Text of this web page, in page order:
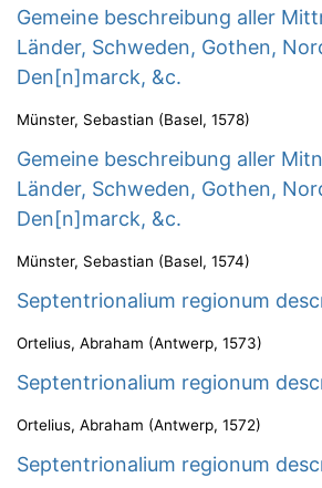
Gemeine beschreibung aller
Länder, Schweden, Gothen,
Den[n]marck, &c.
Münster, Sebastian (Basel, 1578)
Gemeine beschreibung aller
Länder, Schweden, Gothen,
Den[n]marck, &c.
Münster, Sebastian (Basel, 1574)
Septentrionalium regionum
Ortelius, Abraham (Antwerp, 1573)
Septentrionalium regionum
Ortelius, Abraham (Antwerp, 1572)
Septentrionalium regionum